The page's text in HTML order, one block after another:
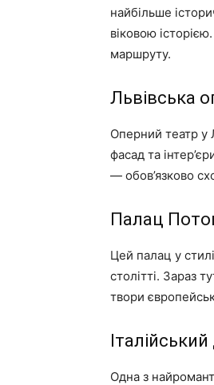
найбільше
віковою
маршруту.
Львівська
Оперний театр у
фасад та
— обов’язково
Палац
Цей палац у
столітті. Зараз
твори
Одна з